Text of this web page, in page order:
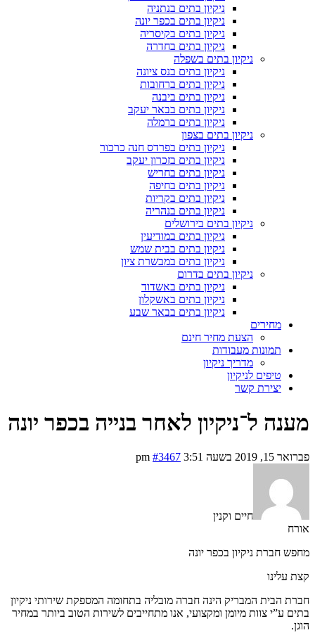
ניקיון בתים בנתניה
ניקיון בתים בכפר יונה
ניקיון בתים בקיסריה
ניקיון בתים בחדרה
ניקיון בתים בשפלה
ניקיון בתים בנס ציונה
ניקיון בתים ברחובות
ניקיון בתים ביבנה
ניקיון בתים בבאר יעקב
ניקיון בתים ברמלה
ניקיון בתים בצפון
ניקיון בתים בפרדס חנה כרכור
ניקיון בתים בזכרון יעקב
ניקיון בתים בחריש
ניקיון בתים בחיפה
ניקיון בתים בקריות
ניקיון בתים בנהריה
ניקיון בתים בירושלים
ניקיון בתים במודיעין
ניקיון בתים בבית שמש
ניקיון בתים במבשרת ציון
ניקיון בתים בדרום
ניקיון בתים באשדוד
ניקיון בתים באשקלון
ניקיון בתים בבאר שבע
מחירים
הצעת מחיר חינם
תמונות מעבודות
מדריך ניקיון
טיפים לניקיון
יצירת קשר
מענה ל־ניקיון לאחר בנייה בכפר יונה
פברואר 15, 2019 בשעה 3:51 pm #3467
חיים וקנין
אורח
מחפש חברת ניקיון בכפר יונה
קצת עלינו
חברת הבית המבריק הינה חברה מובליה בתחומה המספקת שירותי ניקיון
בתים ע”י צוות מיומן ומקצועי, אנו מתחייבים לשירות הטוב ביותר במחיר
הוגן.